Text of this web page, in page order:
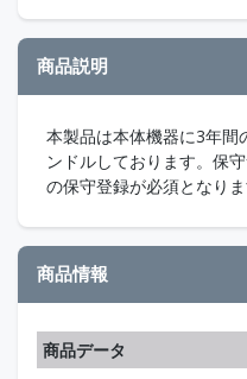
商品説明
本製品は本体機器に3年間
ンドルしております。保
の保守登録が必須となりま
商品情報
商品データ